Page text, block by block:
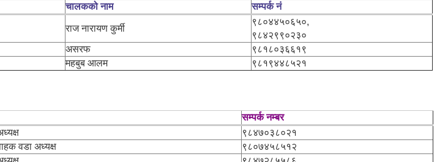
चालकको नाम सम्पर्क नं
राज नारायण कुर्मी
९८०४४५०६५०,
९८४२९९०२३०
असरफ
९८१८०३६६१९
महबुब आलम ९८१९४४८५२१
सम्पर्क नम्बर
९८४७०३८०२१
वडा अध्यक्ष
९८०७४५८५१२